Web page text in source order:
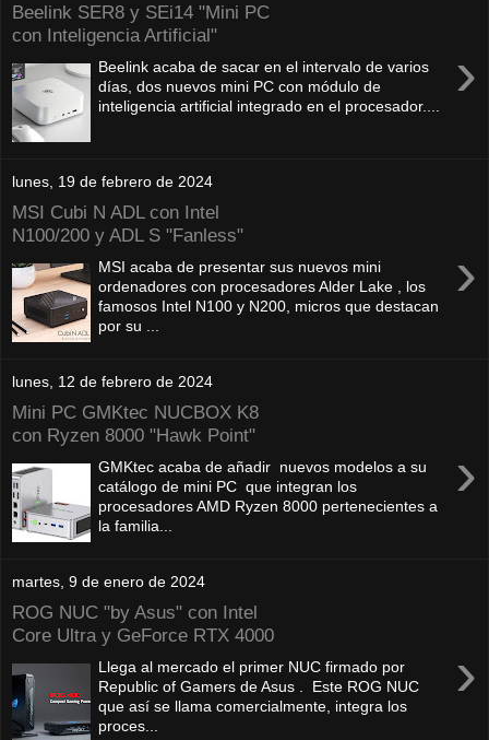
Beelink SER8 y SEi14 "Mini PC
con Inteligencia Artificial"
›
Beelink acaba de sacar en el intervalo de varios
días, dos nuevos mini PC con módulo de
inteligencia artificial integrado en el procesador....
lunes, 19 de febrero de 2024
MSI Cubi N ADL con Intel
N100/200 y ADL S "Fanless"
›
MSI acaba de presentar sus nuevos mini
ordenadores con procesadores Alder Lake , los
famosos Intel N100 y N200, micros que destacan
por su ...
lunes, 12 de febrero de 2024
Mini PC GMKtec NUCBOX K8
con Ryzen 8000 "Hawk Point"
›
GMKtec acaba de añadir nuevos modelos a su
catálogo de mini PC que integran los
procesadores AMD Ryzen 8000 pertenecientes a
la familia...
martes, 9 de enero de 2024
ROG NUC "by Asus" con Intel
Core Ultra y GeForce RTX 4000
›
Llega al mercado el primer NUC firmado por
Republic of Gamers de Asus . Este ROG NUC
que así se llama comercialmente, integra los
proces...